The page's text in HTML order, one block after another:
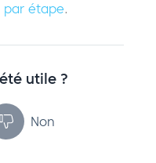
par étape.
utile ?
Non